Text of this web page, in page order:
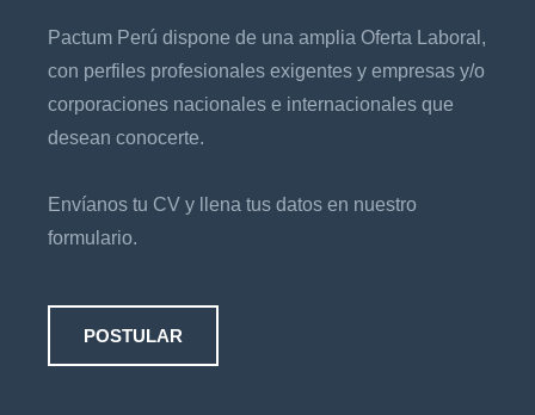
Pactum Perú dispone de una amplia Oferta Laboral,
con perfiles profesionales exigentes y empresas y/o
corporaciones nacionales e internacionales que
desean conocerte.
Envíanos tu CV y llena tus datos en nuestro
formulario.
POSTULAR